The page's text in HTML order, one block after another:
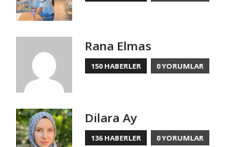
Rana Elmas
150 HABERLER 0 YORUMLAR
Dilara Ay
136 HABERLER 0 YORUMLAR